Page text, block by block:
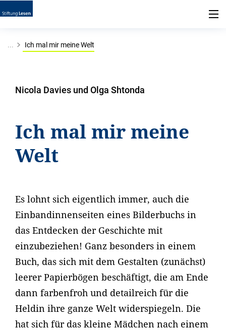
... Ich mal mir meine Welt
Nicola Davies und Olga Shtonda
Ich mal mir meine
Welt
Es lohnt sich eigentlich immer, auch die
Einbandinnenseiten eines Bilderbuchs in
das Entdecken der Geschichte mit
einzubeziehen! Ganz besonders in einem
Buch, das sich mit dem Gestalten (zunächst)
leerer Papierbögen beschäftigt, die am Ende
dann farbenfroh und detailreich für die
Heldin ihre ganze Welt widerspiegeln. Die
hat sich für das kleine Mädchen nach einem